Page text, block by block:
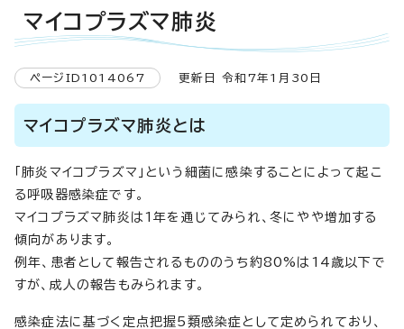
マイコプラズマ肺炎
ページID1014067 更新日 令和7年1月30日
マイコプラズマ肺炎とは
「肺炎マイコプラズマ」という細菌に感染することによって起こ
る呼吸器感染症です。
マイコプラズマ肺炎は1年を通じてみられ、冬にやや増加する
傾向があります。
例年、患者として報告されるもののうち約80%は14歳以下で
すが、成人の報告もみられます。
感染症法に基づく定点把握5類感染症として定められており、